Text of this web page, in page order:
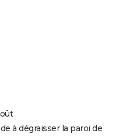
à dégraisser la paroi de